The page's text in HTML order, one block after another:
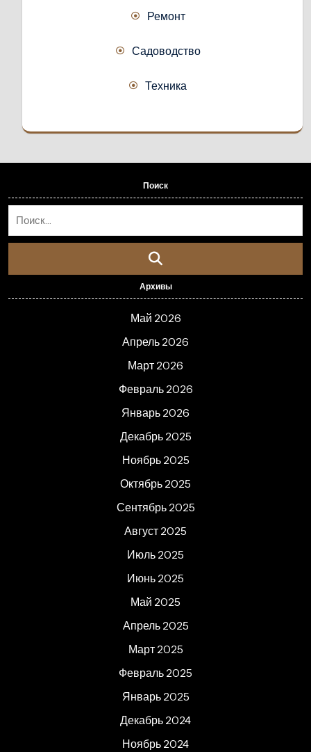
Ремонт
Садоводство
Техника
Поиск
Архивы
Май 2026
Апрель 2026
Март 2026
Февраль 2026
Январь 2026
Декабрь 2025
Ноябрь 2025
Октябрь 2025
Сентябрь 2025
Август 2025
Июль 2025
Июнь 2025
Май 2025
Апрель 2025
Март 2025
Февраль 2025
Январь 2025
Декабрь 2024
Ноябрь 2024